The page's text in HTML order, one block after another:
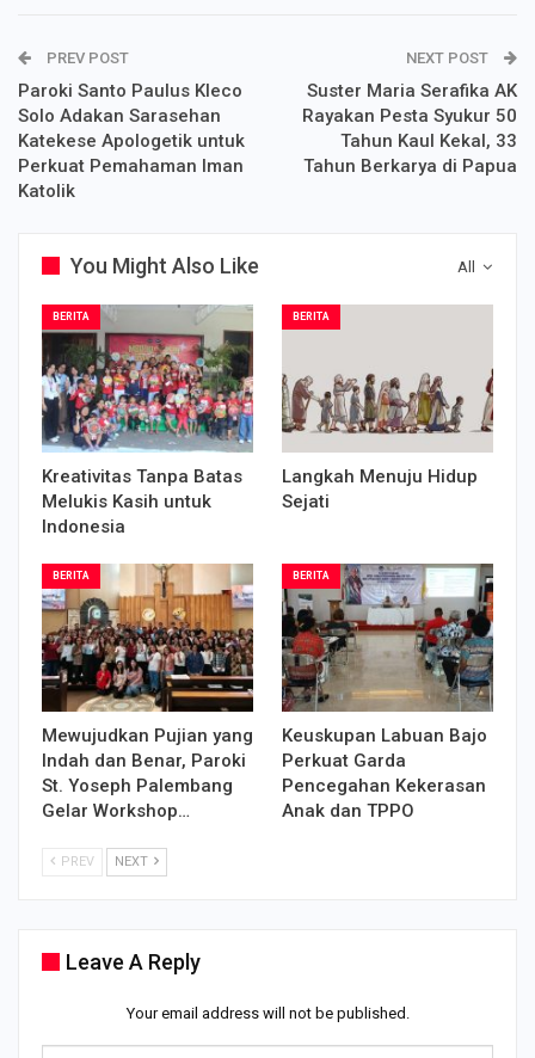
PREV POST
Paroki Santo Paulus Kleco
Solo Adakan Sarasehan
Katekese Apologetik untuk
Perkuat Pemahaman Iman
Katolik
NEXT POST
Suster Maria Serafika AK
Rayakan Pesta Syukur 50
Tahun Kaul Kekal, 33
Tahun Berkarya di Papua
All
You Might Also Like
BERITA
Kreativitas Tanpa Batas
Melukis Kasih untuk
Indonesia
BERITA
Langkah Menuju Hidup
Sejati
BERITA
Mewujudkan Pujian yang
Indah dan Benar, Paroki
St. Yoseph Palembang
Gelar Workshop…
BERITA
Keuskupan Labuan Bajo
Perkuat Garda
Pencegahan Kekerasan
Anak dan TPPO
PREV NEXT
Leave A Reply
Your email address will not be published.